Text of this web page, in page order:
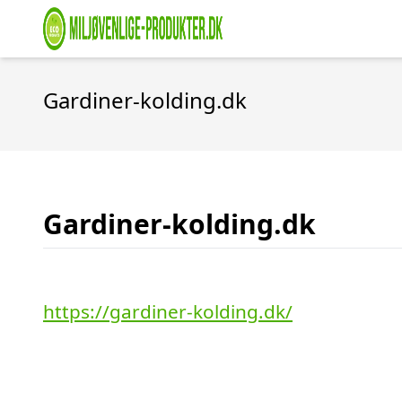
Gardiner-kolding.dk
Gardiner-kolding.dk
https://gardiner-kolding.dk/